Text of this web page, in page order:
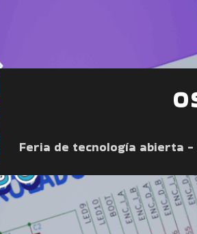
Feria de tecnología abierta -